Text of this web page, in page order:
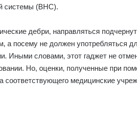
системы (ВНС).
дебри, направляться
а посему не должен употребляться
Иными словами, этот гаджет не
Но, оценки, полученные при
соответствующего медицинские